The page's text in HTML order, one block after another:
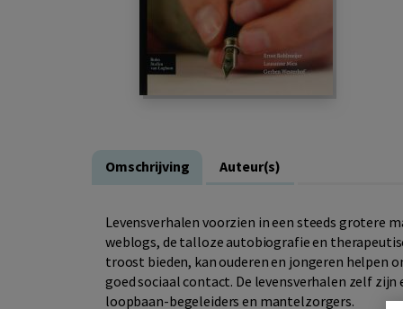
Omschrijving Auteur(s)
Levensverhalen voorzien in een steeds grotere
weblogs, de talloze autobiografie en
troost bieden, kan ouderen en jongeren helpen
goed sociaal contact. De levensverhalen zelf
loopbaan-begeleiders en mantelzorgers.